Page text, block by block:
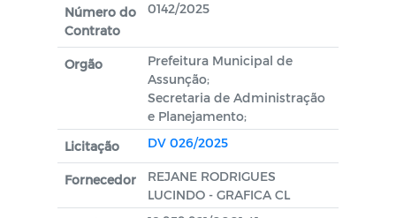
Número do
Contrato
0142/2025
Orgão
Prefeitura Municipal de
Assunção;
Secretaria de Administração
e Planejamento;
Licitação
DV 026/2025
Fornecedor
REJANE RODRIGUES
LUCINDO - GRAFICA CL